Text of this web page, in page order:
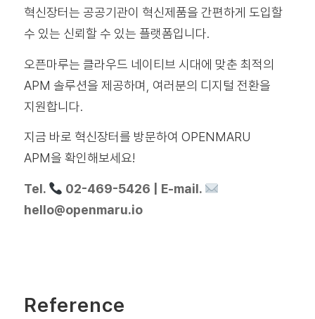
혁신장터는 공공기관이 혁신제품을 간편하게 도입할
수 있는 신뢰할 수 있는 플랫폼입니다.
오픈마루는 클라우드 네이티브 시대에 맞춘 최적의
APM 솔루션을 제공하며, 여러분의 디지털 전환을
지원합니다.
지금 바로 혁신장터를 방문하여 OPENMARU
APM을 확인해보세요!
Tel.
02-469-5426 | E-mail.
hello@openmaru.io
Reference